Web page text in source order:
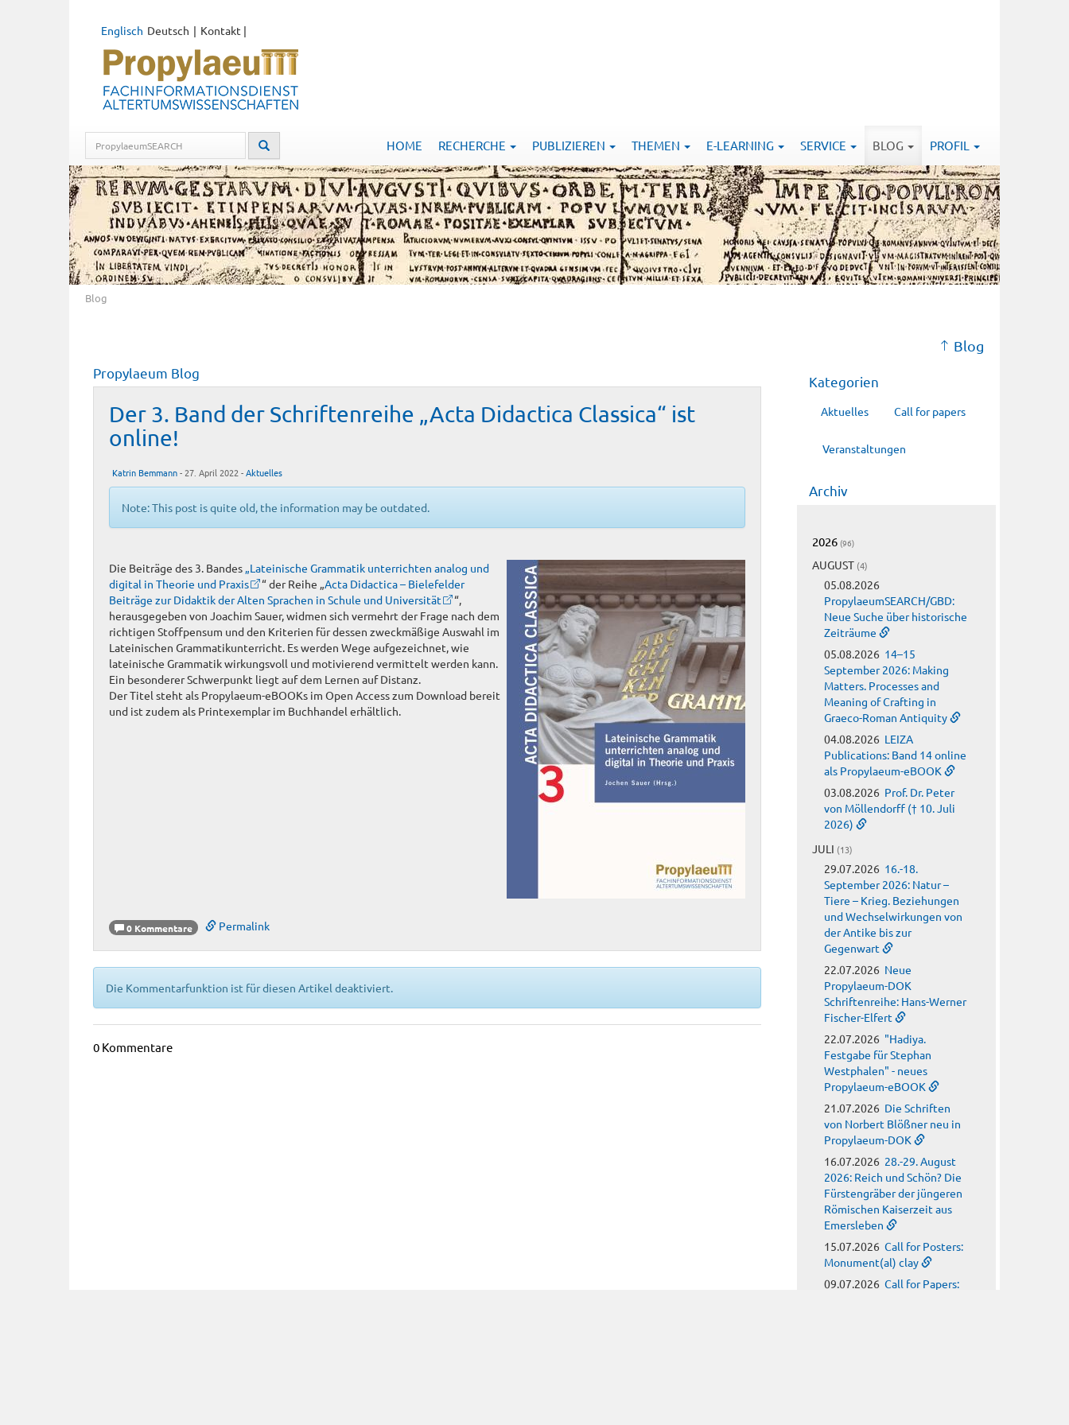
Deutsch
Englisch Kontakt |
HOME RECHERCHE PUBLIZIEREN THEMEN E-LEARNING SERVICE BLOG PROFIL
Blog
Propylaeum Blog
Der 3. Band der Schriftenreihe „Acta Didactica Classica“ ist
online!
Katrin Bemmann- 27. April 2022 -Aktuelles
Note: This post is quite old, the information may be outdated.
Die Beiträge des 3. Bandes „Lateinische Grammatik unterrichten analog und
digital in Theorie und Praxis
“ der Reihe „Acta Didactica – Bielefelder
Beiträge zur Didaktik der Alten Sprachen in Schule und Universität
“,
herausgegeben von Joachim Sauer, widmen sich vermehrt der Frage nach dem
richtigen Stoffpensum und den Kriterien für dessen zweckmäßige Auswahl im
Lateinischen Grammatikunterricht. Es werden Wege aufgezeichnet, wie
lateinische Grammatik wirkungsvoll und motivierend vermittelt werden kann.
Ein besonderer Schwerpunkt liegt auf dem Lernen auf Distanz.
Der Titel steht als Propylaeum-eBOOKs im Open Access zum Download bereit
und ist zudem als Printexemplar im Buchhandel erhältlich.
0 Kommentare Permalink
Die Kommentarfunktion ist für diesen Artikel deaktiviert.
0 Kommentare
Blog
Kategorien
Aktuelles Call for papers
Veranstaltungen
Archiv
2026 (96)
AUGUST (4)
05.08.2026
PropylaeumSEARCH/GBD:
Neue Suche über historische
Zeiträume
05.08.2026 14–15
September 2026: Making
Matters. Processes and
Meaning of Crafting in
Graeco-Roman Antiquity
04.08.2026 LEIZA
Publications: Band 14 online
als Propylaeum-eBOOK
03.08.2026 Prof. Dr. Peter
von Möllendorff († 10. Juli
2026)
JULI (13)
29.07.2026 16.-18.
September 2026: Natur –
Tiere – Krieg. Beziehungen
und Wechselwirkungen von
der Antike bis zur
Gegenwart
22.07.2026 Neue
Propylaeum-DOK
Schriftenreihe: Hans-Werner
Fischer-Elfert
22.07.2026 "Hadiya.
Festgabe für Stephan
Westphalen" - neues
Propylaeum-eBOOK
21.07.2026 Die Schriften
von Norbert Blößner neu in
Propylaeum-DOK
16.07.2026 28.-29. August
2026: Reich und Schön? Die
Fürstengräber der jüngeren
Römischen Kaiserzeit aus
Emersleben
15.07.2026 Call for Posters:
Monument(al) clay
09.07.2026 Call for Papers: